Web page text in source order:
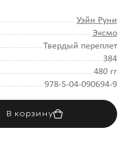
Уэйн Руни
Эксмо
Твердый переплет
384
480 гг
978-5-04-090694-9
В корзину